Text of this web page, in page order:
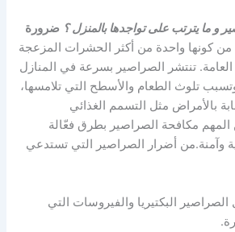
ما يترتب على تواجدها بالمنزل ؟ ضرورة
من كونها واحدة من أكثر الحشرات المزعجة
تنتشر الصراصير بسرعة في المنازل
تلوث الطعام والأسطح التي تلامسها،
بالأمراض مثل التسمم الغذائي
مكافحة الصراصير بطرق فعّالة
وآمنة.من أضرار الصراصير التي تستدعي
البكتيريا والفيروسات التي